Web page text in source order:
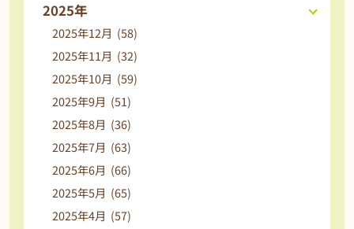
2025年
2025年12月 (58)
2025年11月 (32)
2025年10月 (59)
2025年9月 (51)
2025年8月 (36)
2025年7月 (63)
2025年6月 (66)
2025年5月 (65)
2025年4月 (57)